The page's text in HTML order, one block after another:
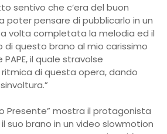
sentivo che c’era del buon
pensare di pubblicarlo in un
volta completata la melodia ed il
di questo brano al mio carissimo
il quale stravolse
di questa opera, dando
Presente” mostra il protagonista
suo brano in un video slowmotion